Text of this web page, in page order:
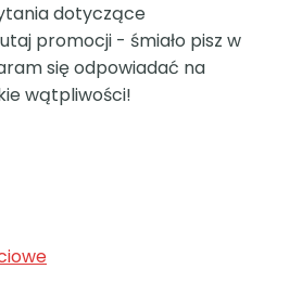
dotyczące
promocji - śmiało pisz w
się odpowiadać na
wątpliwości!